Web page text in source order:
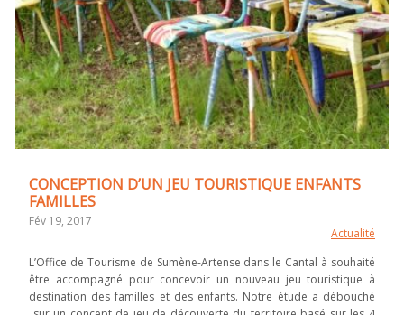
CONCEPTION D’UN JEU TOURISTIQUE ENFANTS
FAMILLES
Fév 19, 2017
Actualité
L’Office de Tourisme de Sumène-Artense dans le Cantal à souhaité
être accompagné pour concevoir un nouveau jeu touristique à
destination des familles et des enfants. Notre étude a débouché